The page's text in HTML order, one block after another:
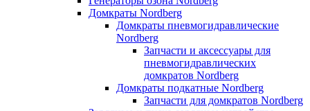
Домкраты Nordberg
Домкраты пневмогидравлические
Nordberg
Запчасти и аксессуары для
пневмогидравлических
домкратов Nordberg
Домкраты подкатные Nordberg
Запчасти для домкратов Nordberg